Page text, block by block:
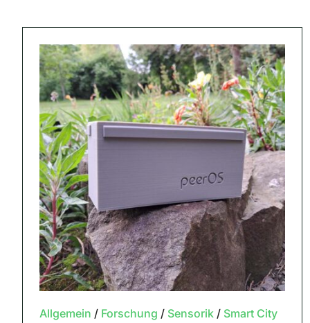
Allgemein / Forschung / Sensorik/ Smart City